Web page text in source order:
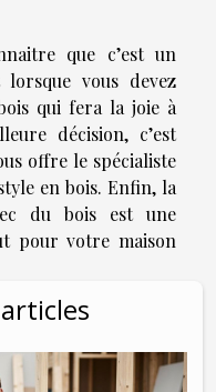
que c’est un
lorsque vous devez
qui fera la joie à
décision, c’est
offre le spécialiste
en bois. Enfin, la
du bois est une
pour votre maison